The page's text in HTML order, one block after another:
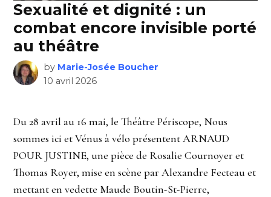
Sexualité et dignité : un
combat encore invisible porté
au théâtre
by Marie-Josée Boucher
10 avril 2026
Du 28 avril au 16 mai, le Théâtre Périscope, Nous
sommes ici et Vénus à vélo présentent ARNAUD
POUR JUSTINE, une pièce de Rosalie Cournoyer et
Thomas Royer, mise en scène par Alexandre Fecteau et
mettant en vedette Maude Boutin-St-Pierre,